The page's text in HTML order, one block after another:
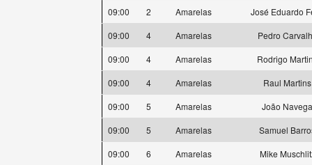
09:00
2 Amarelas
José Eduardo
09:00
4 Amarelas
Pedro
09:00
4 Amarelas
Rodrigo
09:00
4 Amarelas
Raul Martins
09:00
5 Amarelas
João Navega
09:00
5 Amarelas
Samuel
09:00
6 Amarelas
Mike